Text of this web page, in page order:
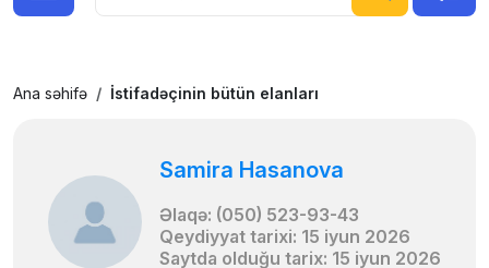
Ana səhifə İstifadəçinin bütün elanları
Samira Hasanova
Əlaqə: (050) 523-93-43
Qeydiyyat tarixi: 15 iyun 2026
Saytda olduğu tarix: 15 iyun 2026